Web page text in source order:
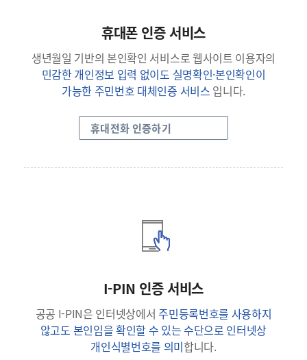
휴대폰 인증 서비스
생년월일 기반의 본인확인 서비스로 웹사이트 이용자의
민감한 개인정보 입력 없이도 실명확인·본인확인이
가능한 주민번호 대체인증 서비스 입니다.
휴대전화 인증하기
I-PIN 인증 서비스
공공 I-PIN은 인터넷상에서주민등록번호를 사용하지
않고도 본인임을 확인할 수 있는 수단으로 인터넷상
개인식별번호를 의미합니다.